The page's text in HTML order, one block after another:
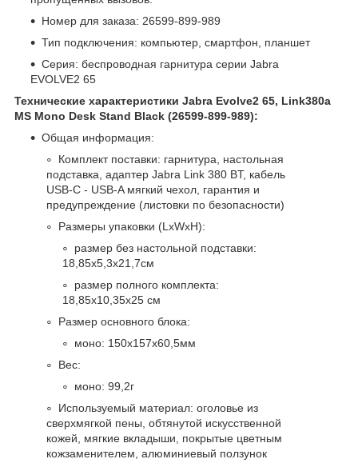
Номер для заказа: 26599-899-989
Тип подключения: компьютер, смартфон, планшет
Серия: беспроводная гарнитура серии Jabra
EVOLVE2 65
Технические характеристики Jabra Evolve2 65, Link380a
MS Mono Desk Stand Black (26599-899-989):
Общая информация:
Комплект поставки: гарнитура, настольная
подставка, адаптер Jabra Link 380 BT, кабель
USB-C - USB-A мягкий чехол, гарантия и
предупреждение (листовки по безопасности)
Размеры упаковки (LxWxH):
размер без настольной подставки:
18,85x5,3x21,7см
размер полного комплекта:
18,85x10,35x25 см
Размер основного блока:
моно: 150x157x60,5мм
Вес:
моно: 99,2г
Используемый материал: оголовье из
сверхмягкой пены, обтянутой искусственной
кожей, мягкие вкладыши, покрытые цветным
кожзаменителем, алюминиевый ползунок